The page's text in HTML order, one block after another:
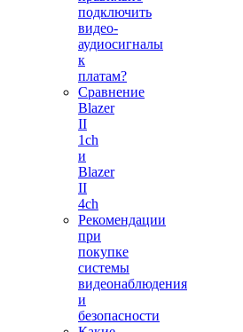
подключить
видео-
аудиосигналы
к
платам?
Сравнение
Blazer
II
1ch
и
Blazer
II
4ch
Рекомендации
при
покупке
системы
видеонаблюдения
и
безопасности